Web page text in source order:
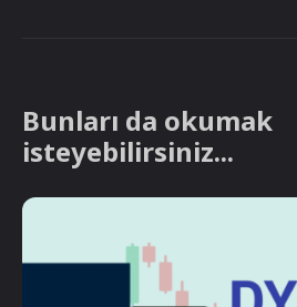
Bunları da okumak
isteyebilirsiniz...